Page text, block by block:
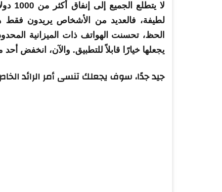
لا يتطلع الجميع إلى إنفاق أكثر من 1000 دولار على
لطيفة، فالعديد من الأشخاص يريدون فقط
الحظ، تحسنت الهواتف ذات الميزانية
يجعلها خيارًا قابلاً للتطبيق. والآن، انخفض
جيد جدًا، سوف يجعلك تنسى أمر الرائد